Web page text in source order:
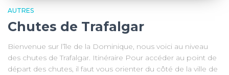
AUTRES
Chutes de Trafalgar
Bienvenue sur l’île de la Dominique, nous voici au niveau
des chutes de Trafalgar. Itinéraire Pour accéder au point de
départ des chutes, il faut vous orienter du côté de la ville de